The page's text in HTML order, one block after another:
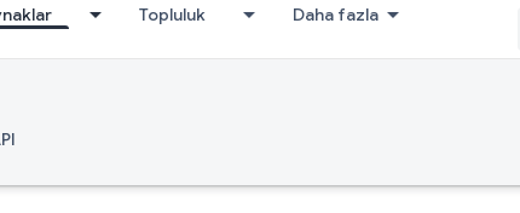
Topluluk Daha fazla